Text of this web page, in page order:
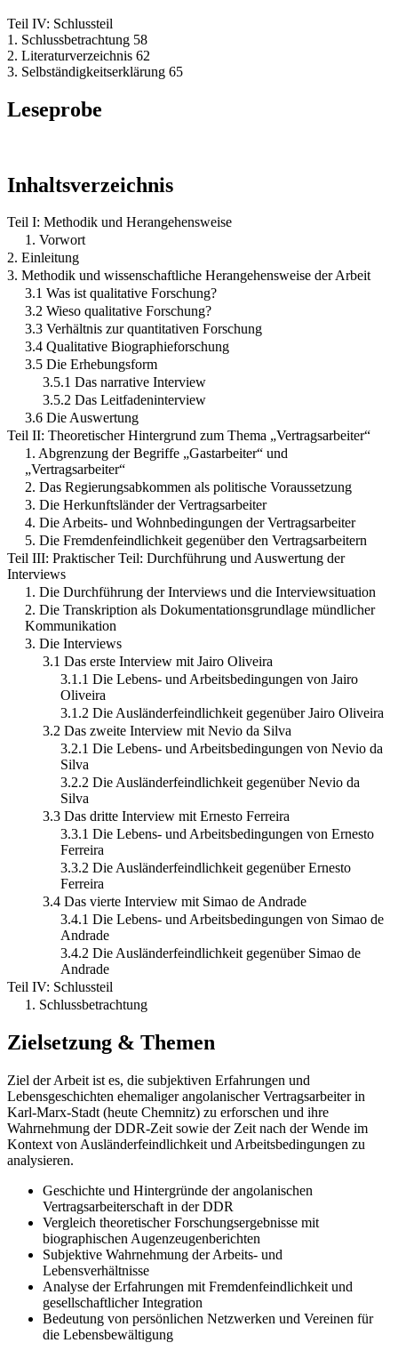
Teil IV: Schlussteil
1. Schlussbetrachtung 58
2. Literaturverzeichnis 62
3. Selbständigkeitserklärung 65
Leseprobe
Inhaltsverzeichnis
Teil I: Methodik und Herangehensweise
1. Vorwort
2. Einleitung
3. Methodik und wissenschaftliche Herangehensweise der Arbeit
3.1 Was ist qualitative Forschung?
3.2 Wieso qualitative Forschung?
3.3 Verhältnis zur quantitativen Forschung
3.4 Qualitative Biographieforschung
3.5 Die Erhebungsform
3.5.1 Das narrative Interview
3.5.2 Das Leitfadeninterview
3.6 Die Auswertung
Teil II: Theoretischer Hintergrund zum Thema „Vertragsarbeiter“
1. Abgrenzung der Begriffe „Gastarbeiter“ und
„Vertragsarbeiter“
2. Das Regierungsabkommen als politische Voraussetzung
3. Die Herkunftsländer der Vertragsarbeiter
4. Die Arbeits- und Wohnbedingungen der Vertragsarbeiter
5. Die Fremdenfeindlichkeit gegenüber den Vertragsarbeitern
Teil III: Praktischer Teil: Durchführung und Auswertung der
Interviews
1. Die Durchführung der Interviews und die Interviewsituation
2. Die Transkription als Dokumentationsgrundlage mündlicher
Kommunikation
3. Die Interviews
3.1 Das erste Interview mit Jairo Oliveira
3.1.1 Die Lebens- und Arbeitsbedingungen von Jairo
Oliveira
3.1.2 Die Ausländerfeindlichkeit gegenüber Jairo Oliveira
3.2 Das zweite Interview mit Nevio da Silva
3.2.1 Die Lebens- und Arbeitsbedingungen von Nevio da
Silva
3.2.2 Die Ausländerfeindlichkeit gegenüber Nevio da
Silva
3.3 Das dritte Interview mit Ernesto Ferreira
3.3.1 Die Lebens- und Arbeitsbedingungen von Ernesto
Ferreira
3.3.2 Die Ausländerfeindlichkeit gegenüber Ernesto
Ferreira
3.4 Das vierte Interview mit Simao de Andrade
3.4.1 Die Lebens- und Arbeitsbedingungen von Simao de
Andrade
3.4.2 Die Ausländerfeindlichkeit gegenüber Simao de
Andrade
Teil IV: Schlussteil
1. Schlussbetrachtung
Zielsetzung & Themen
Ziel der Arbeit ist es, die subjektiven Erfahrungen und
Lebensgeschichten ehemaliger angolanischer Vertragsarbeiter in
Karl-Marx-Stadt (heute Chemnitz) zu erforschen und ihre
Wahrnehmung der DDR-Zeit sowie der Zeit nach der Wende im
Kontext von Ausländerfeindlichkeit und Arbeitsbedingungen zu
analysieren.
Geschichte und Hintergründe der angolanischen
Vertragsarbeiterschaft in der DDR
Vergleich theoretischer Forschungsergebnisse mit
biographischen Augenzeugenberichten
Subjektive Wahrnehmung der Arbeits- und
Lebensverhältnisse
Analyse der Erfahrungen mit Fremdenfeindlichkeit und
gesellschaftlicher Integration
Bedeutung von persönlichen Netzwerken und Vereinen für
die Lebensbewältigung